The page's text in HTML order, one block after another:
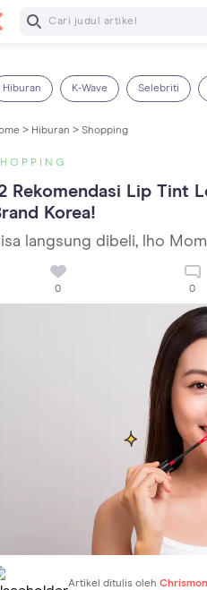
Baca Selanjutnya
Hiburan K-Wave Selebriti
> Hiburan > Shopping
Rekomendasi Lip Tint
Korea!
langsung dibeli, lho
0 0
Artikel ditulis oleh